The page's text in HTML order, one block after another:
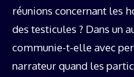
réunions concernant les
des testicules ? Dans un
communie-t-elle avec
narrateur quand les